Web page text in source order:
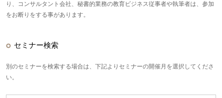
り、コンサルタント会社、秘書的業務の教育ビジネス従事者や執筆者は、参加
をお断りをする事があります。
セミナー検索
別のセミナーを検索する場合は、下記よりセミナーの開催月を選択してくださ
い。